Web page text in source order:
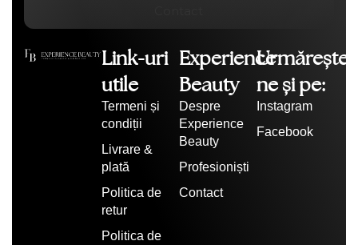
Link-uri
utile
Termeni și
condiții
Livrare &
plată
Politica de
retur
Politica de
Experience
Beauty
Despre
Experience
Beauty
Profesioniști
Contact
Urmărește-
ne și pe:
Instagram
Facebook